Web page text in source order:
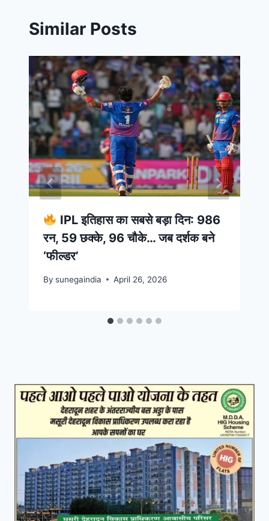
Similar Posts
IPL इतिहास का सबसे बड़ा दिन: 986
रन, 59 छक्के, 96 चौके… जब दर्शक बने
‘फील्डर’
By sunegaindia April 26, 2026